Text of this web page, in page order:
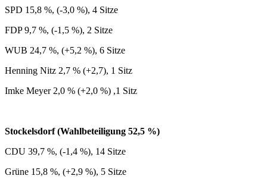
SPD 15,8 %, (-3,0 %), 4 Sitze
FDP 9,7 %, (-1,5 %), 2 Sitze
WUB 24,7 %, (+5,2 %), 6 Sitze
Henning Nitz 2,7 % (+2,7), 1 Sitz
Imke Meyer 2,0 % (+2,0 %) ,1 Sitz
Stockelsdorf (Wahlbeteiligung 52,5 %)
CDU 39,7 %, (-1,4 %), 14 Sitze
Grüne 15,8 %, (+2,9 %), 5 Sitze